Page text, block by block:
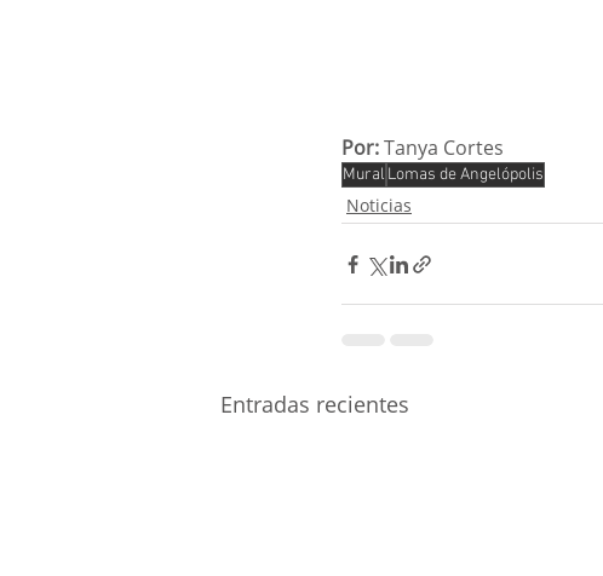
Por: Tanya Cortes
Mural Lomas de Angelópolis
Noticias
Entradas recientes